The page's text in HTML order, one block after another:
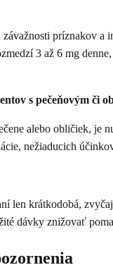
príznakov a
3 až 6 mg
s pečeňovým či
alebo obličiek,
nežiaducich
len krátkodobá,
dávky znižovať